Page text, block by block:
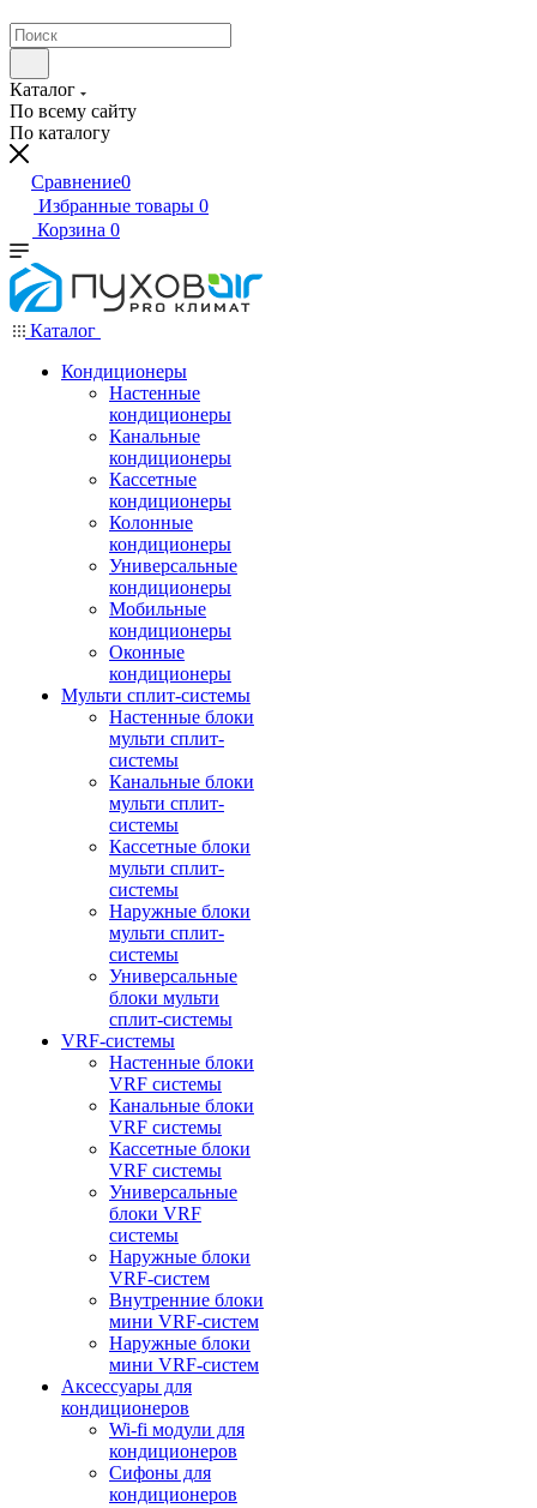
Каталог
По всему сайту
По каталогу
Сравнение0
Избранные товары 0
Корзина 0
Каталог
Кондиционеры
Настенные
кондиционеры
Канальные
кондиционеры
Кассетные
кондиционеры
Колонные
кондиционеры
Универсальные
кондиционеры
Мобильные
кондиционеры
Оконные
кондиционеры
Мульти сплит-системы
Настенные блоки
мульти сплит-
системы
Канальные блоки
мульти сплит-
системы
Кассетные блоки
мульти сплит-
системы
Наружные блоки
мульти сплит-
системы
Универсальные
блоки мульти
сплит-системы
VRF-системы
Настенные блоки
VRF системы
Канальные блоки
VRF системы
Кассетные блоки
VRF системы
Универсальные
блоки VRF
системы
Наружные блоки
VRF-систем
Внутренние блоки
мини VRF-систем
Наружные блоки
мини VRF-систем
Аксессуары для
кондиционеров
Wi-fi модули для
кондиционеров
Сифоны для
кондиционеров